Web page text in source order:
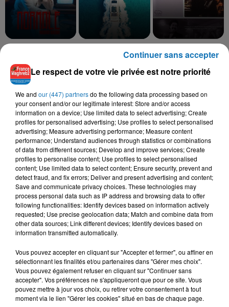
Bottega
FADELA
Nsel Fik
L'HOROSCOPE
Bélier Taureau Gémeaux
Le respect de votre vie privée est notre priorité
We and our (447) partnersdo the following data processing based on
your consent and/or our legitimate interest: Store and/or access
information on a device; Use limited data to select advertising; Create
profiles for personalised advertising; Use profiles to select personalised
advertising; Measure advertising performance; Measure content
performance; Understand audiences through statistics or combinations
of data from different sources; Develop and improve services; Create
profiles to personalise content; Use profiles to select personalised
content; Use limited data to select content; Ensure security, prevent and
detect fraud, and fix errors; Deliver and present advertising and content;
Save and communicate privacy choices. These technologies may
process personal data such as IP address and browsing data to offer
following functionalities: Identify devices based on information actively
requested; Use precise geolocation data; Match and combine data from
other data sources; Link different devices; Identify devices based on
information transmitted automatically.
Vous pouvez accepter en cliquant sur "Accepter et fermer", ou affiner en
sélectionnant les finalités et/ou partenaires dans "Gérer mes choix".
Vous pouvez également refuser en cliquant sur "Continuer sans
accepter". Vos préférences ne s'appliqueront que pour ce site. Vous
pouvez mettre à jour vos choix, ou retirer votre consentement à tout
moment via le lien "Gérer les cookies" situé en bas de chaque page.
Continuer sans accepter